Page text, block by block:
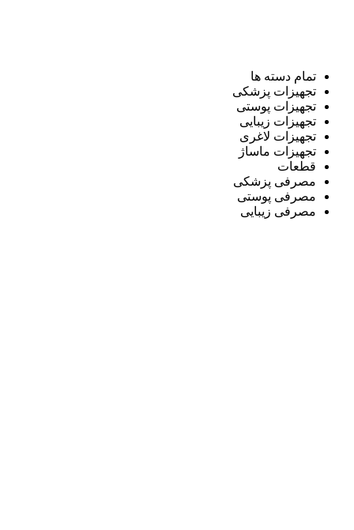
تمام دسته ها
تجهیزات پزشکی
تجهیزات پوستی
تجهیزات زیبایی
تجهیزات لاغری
تجهیزات ماساژ
قطعات
مصرفی پزشکی
مصرفی پوستی
مصرفی زیبایی